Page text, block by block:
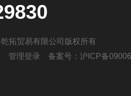
拓贸易有限公司版权所有
管理登录 备案号： 沪ICP备